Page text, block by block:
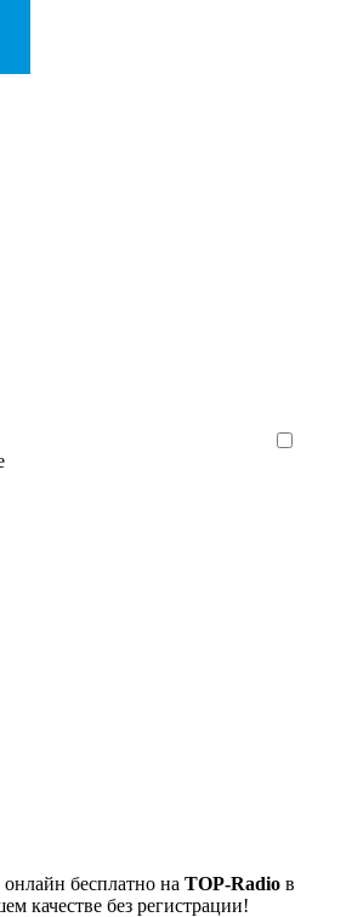
онлайн бесплатно на TOP-Radio в
качестве без регистрации!